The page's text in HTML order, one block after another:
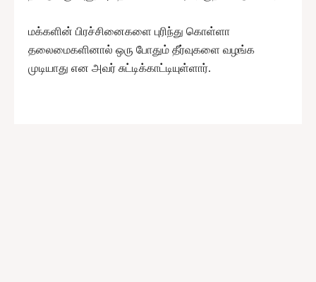
மக்களின் பிரச்சினைகளை புரிந்து கொள்ளா
தலைமைகளினால் ஒரு போதும் தீர்வுகளை வழங்க
முடியாது என அவர் சுட்டிக்காட்டியுள்ளார்.